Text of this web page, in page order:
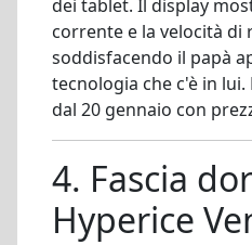
dei tablet. Il display
corrente e la velocità di
soddisfacendo il papà
tecnologia che c'è in
dal 20 gennaio con
4. Fascia
Hyperice